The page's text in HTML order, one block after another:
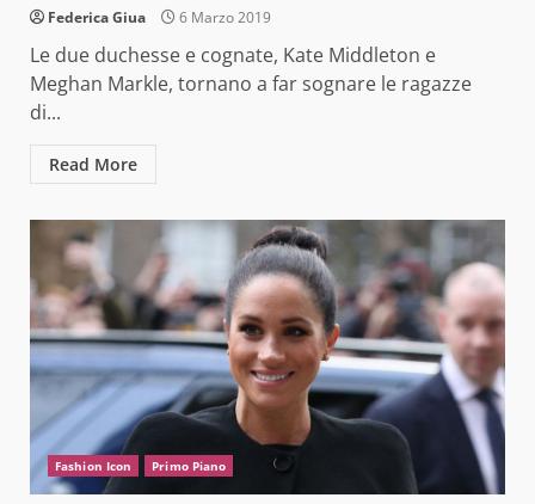
Federica Giua 6 Marzo 2019
Le due duchesse e cognate, Kate Middleton e
Meghan Markle, tornano a far sognare le ragazze
di...
Read More
Fashion Icon Primo Piano